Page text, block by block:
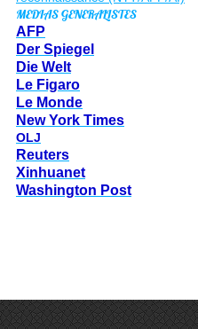
MEDIAS GENERALISTES
AFP
Der Spiegel
Die Welt
Le Figaro
Le Monde
New York Times
OLJ
Reuters
Xinhuanet
Washington Post